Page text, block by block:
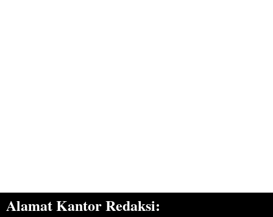
Alamat Kantor Redaksi: